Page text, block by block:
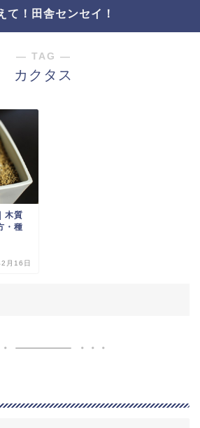
て！田舎センセイ！
― TAG ―
カクタス
木質
・種
月16日